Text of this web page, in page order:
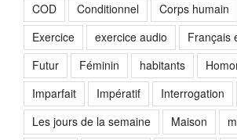
COD
Conditionnel Corps humain
Exercice
exercice audio
Français
Futur
Féminin habitants
Imparfait
Impératif Interrogation
Les jours de la semaine
Maison